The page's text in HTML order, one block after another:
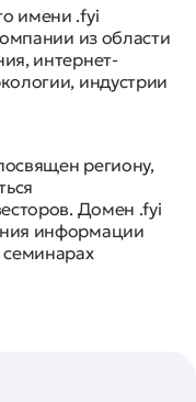
имени .fyi
из области
интернет-
индустрии
региону,
Домен .fyi
информации